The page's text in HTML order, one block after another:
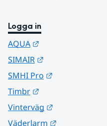
Logga in
AQUA
SIMAIR
SMHI Pro
Timbr
Vinterväg
Väderlarm